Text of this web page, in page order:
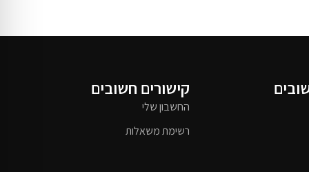
קישורים חשובים
החשבון שלי
רשימת משאלות